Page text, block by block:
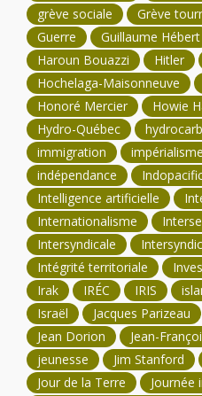
grève sociale
Grève
Guerre
Guillaume Hébert
Haroun Bouazzi
Hitler
Hochelaga-Maisonneuve
Honoré Mercier
Howie
Hydro-Québec
immigration
impérialisme
indépendance
Intelligence artificielle
Internationalisme
Intersyndicale
Intégrité territoriale
Irak
IRÉC IRIS
Israël
Jacques Parizeau
Jean Dorion
Jean-
jeunesse
Jim Stanford
Jour de la Terre
Journée